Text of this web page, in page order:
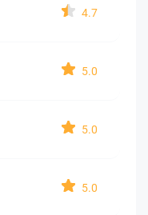
4.7
5.0
5.0
5.0